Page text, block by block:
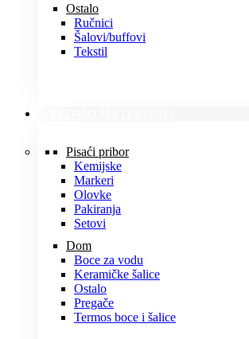
Ostalo
Ručnici
Šalovi/buffovi
Tekstil
Pisaći pribor
Kemijske
Markeri
Olovke
Pakiranja
Setovi
Dom
Boce za vodu
Keramičke šalice
Ostalo
Pregače
Termos boce i šalice